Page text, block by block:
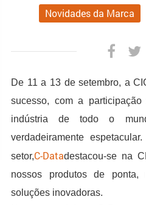
Novidades da Marca
De 11 a 13 de setembro, a
sucesso, com a
indústria de todo o
verdadeiramente
setor,C-Datadestacou-se na
nossos produtos de ponta,
soluções inovadoras.